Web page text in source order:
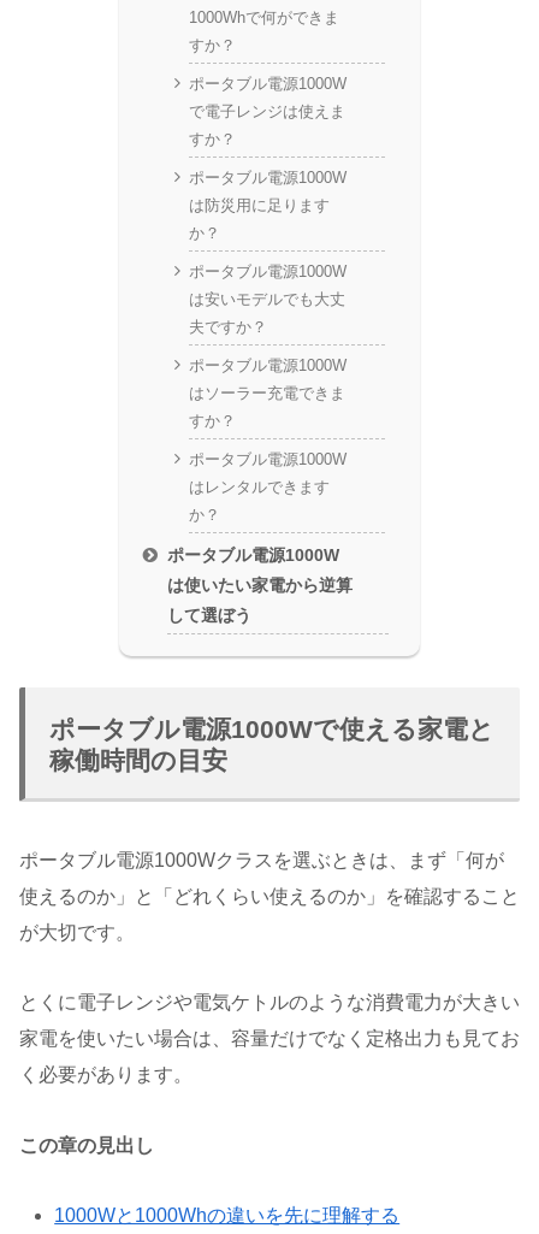
1000Whで何ができま
すか？
ポータブル電源1000W
で電子レンジは使えま
すか？
ポータブル電源1000W
は防災用に足ります
か？
ポータブル電源1000W
は安いモデルでも大丈
夫ですか？
ポータブル電源1000W
はソーラー充電できま
すか？
ポータブル電源1000W
はレンタルできます
か？
ポータブル電源1000W
は使いたい家電から逆算
して選ぼう
ポータブル電源1000Wで使える家電と
稼働時間の目安
ポータブル電源1000Wクラスを選ぶときは、まず「何が
使えるのか」と「どれくらい使えるのか」を確認すること
が大切です。
とくに電子レンジや電気ケトルのような消費電力が大きい
家電を使いたい場合は、容量だけでなく定格出力も見てお
く必要があります。
この章の見出し
1000Wと1000Whの違いを先に理解する